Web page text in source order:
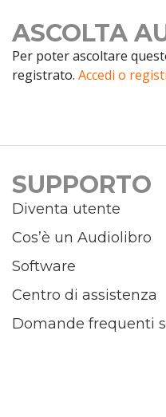
ASCOLTA
Per poter ascoltare
registrato. Accedi o
SUPPORTO
Diventa utente
Cos’è un Audiolibro
Software
Centro di assistenza
Domande frequenti